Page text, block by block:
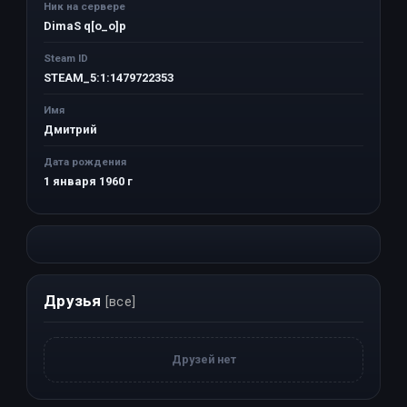
Ник на сервере
DimaS q[o_o]p
Steam ID
STEAM_5:1:1479722353
Имя
Дмитрий
Дата рождения
1 января 1960 г
Друзья [все]
Друзей нет